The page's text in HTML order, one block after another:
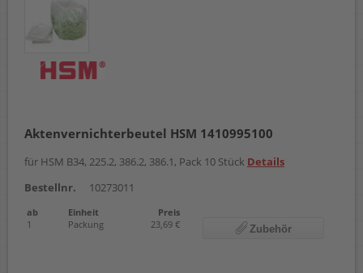
Aktenvernichterbeutel HSM 1410995100
für HSM B34, 225.2, 386.2, 386.1, Pack 10 Stück Details
Bestellnr.
10273011
ab Einheit
Preis
1
Packung 23,69 € Zubehör